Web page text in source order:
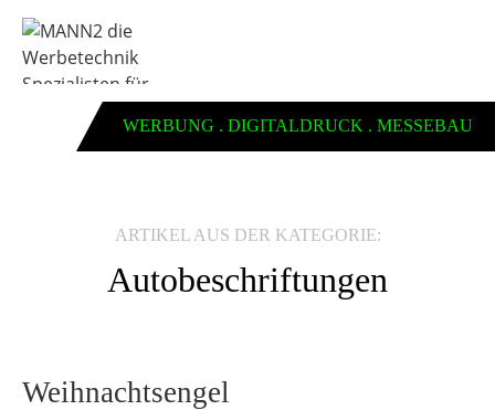
WERBUNG . DIGITALDRUCK . MESSEBAU
ARTIKEL AUS DER KATEGORIE:
Autobeschriftungen
Weihnachtsengel